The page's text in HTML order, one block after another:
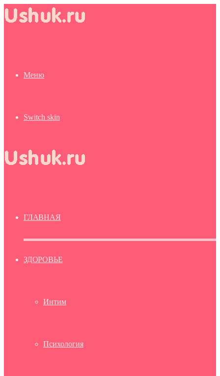
Меню
Switch skin
ГЛАВНАЯ
ЗДОРОВЬЕ
Интим
Психология